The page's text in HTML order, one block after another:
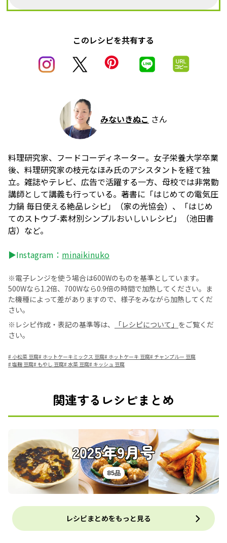
このレシピを共有する
みないきぬこ さん
料理研究家、フードコーディネーター。女子栄養大学卒業
後、料理研究家の枝元なほみ氏のアシスタントを経て独
立。雑誌やテレビ、広告で活躍する一方、母校では非常勤
講師として講義も行っている。著書に「はじめての電気圧
力鍋 毎日使える絶品レシピ」（家の光協会）、「はじめ
てのストウブ-素材別シンプルおいしいレシピ」（池田書
店）など。
▶Instagram： minaikinuko
※電子レンジを使う場合は600Wのものを基準としています。
500Wなら1.2倍、700Wなら0.9倍の時間で加熱してください。ま
た機種によって差がありますので、様子をみながら加熱してくだ
さい。
※レシピ作成・表記の基準等は、
「レシピについて」 をご覧くだ
さい。
# 小松菜 豆腐# ホットケーキミックス 豆腐# ホットケーキ 豆腐# チャンプルー 豆腐
#塩麹 豆腐# もやし 豆腐#水菜 豆腐# キッシュ 豆腐
関連するレシピまとめ
2025年9月号
85品
レシピまとめをもっと見る